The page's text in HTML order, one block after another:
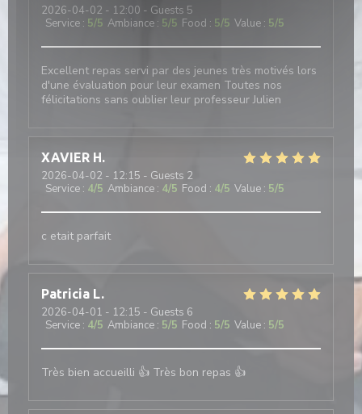
2026-04-02 - 12:00 - Guests 5
Service : 5/5 Ambiance : 5/5 Food : 5/5 Value : 5/5
Excellent repas servi par des jeunes très motivés lors
d'une évaluation pour leur examen Toutes nos
félicitations sans oublier leur professeur Julien
XAVIER H
2026-04-02 - 12:15 - Guests 2
Service : 4/5 Ambiance : 4/5 Food : 4/5 Value : 5/5
c etait parfait
Patricia L
2026-04-01 - 12:15 - Guests 6
Service : 4/5 Ambiance : 5/5 Food : 5/5 Value : 5/5
Très bien accueilli 👍 Très bon repas 👍